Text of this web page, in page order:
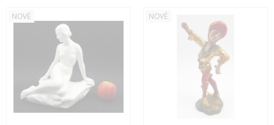
NOVÉ NOVÉ